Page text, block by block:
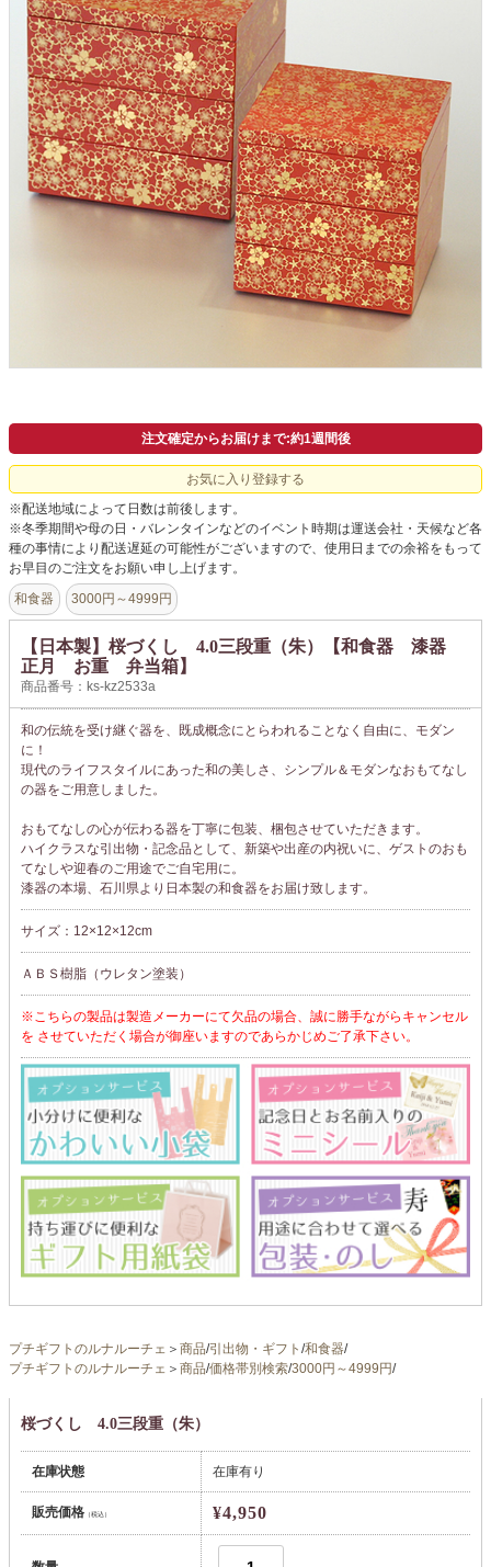
季節イベント特集
会社概要
よくあるご質問
ドメイン指定受信について
無料サンプル・資料請求
注文確定からお届けまで:約1週間後
お気に入り登録する
※配送地域によって日数は前後します。
※冬季期間や母の日・バレンタインなどのイベント時期は運送会社・天候など各
種の事情により配送遅延の可能性がございますので、使用日までの余裕をもって
お早目のご注文をお願い申し上げます。
和食器 3000円～4999円
【日本製】桜づくし 4.0三段重（朱）【和食器 漆器
正月 お重 弁当箱】
商品番号：ks-kz2533a
和の伝統を受け継ぐ器を、既成概念にとらわれることなく自由に、モダン
に！
現代のライフスタイルにあった和の美しさ、シンプル＆モダンなおもてなし
の器をご用意しました。
おもてなしの心が伝わる器を丁寧に包装、梱包させていただきます。
ハイクラスな引出物・記念品として、新築や出産の内祝いに、ゲストのおも
てなしや迎春のご用途でご自宅用に。
漆器の本場、石川県より日本製の和食器をお届け致します。
サイズ：12×12×12cm
ＡＢＳ樹脂（ウレタン塗装）
※こちらの製品は製造メーカーにて欠品の場合、誠に勝手ながらキャンセル
を させていただく場合が御座いますのであらかじめご了承下さい。
プチギフトのルナルーチェ ＞ 商品/引出物・ギフト /和食器/
プチギフトのルナルーチェ ＞ 商品/価格帯別検索/3000円～4999円/
桜づくし 4.0三段重（朱）
在庫状態 在庫有り
販売価格（税込） ¥4,950